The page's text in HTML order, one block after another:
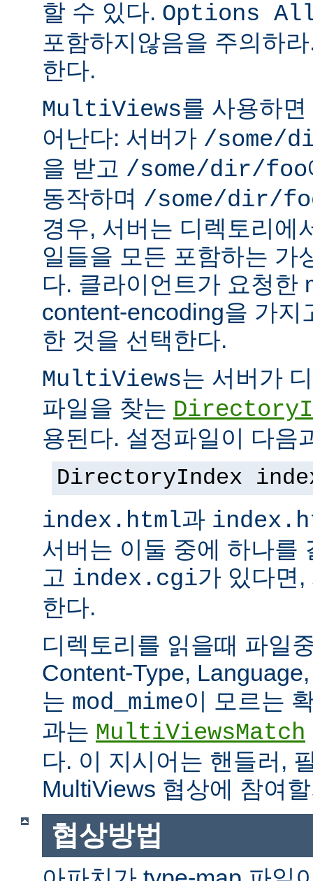
할 수 있다. Options
포함하지않음을 주의하
한다.
MultiViews를 사용하
어난다: 서버가 /some/
을 받고 /some/dir/foo
동작하며 /some/dir/
경우, 서버는 디렉토리에
일들을 모든 포함하는 가
다. 클라이언트가 요청한
content-encoding을 가지
한 것을 선택한다.
MultiViews는 서버가
파일을 찾는
용된다. 설정파일이 다음
DirectoryIndex
index.html과
서버는 이둘 중에 하나를
고 index.cgi가 있다면
한다.
디렉토리를 읽을때 파일
Content-Type,
는 mod_mime이 모르는
과는 MultiViewsMatch
다. 이 지시어는 핸들러,
MultiViews 협상에 참여
협상방법